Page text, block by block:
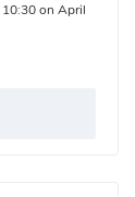
on April